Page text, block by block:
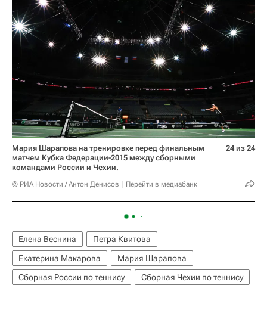
Мария Шарапова на тренировке перед финальным
матчем Кубка Федерации-2015 между сборными
командами России и Чехии.
© РИА Новости / Антон Денисов Перейти в медиабанк
24 из 24
Елена Веснина
Петра Квитова
Екатерина Макарова
Мария Шарапова
Сборная России по теннису
Сборная Чехии по теннису